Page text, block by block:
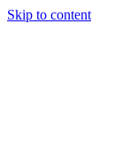
Skip to content